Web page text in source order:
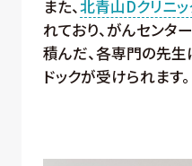
また、北青山Dクリニッ
れており、がんセン
積んだ、各専門の先
ドックが受けられます。